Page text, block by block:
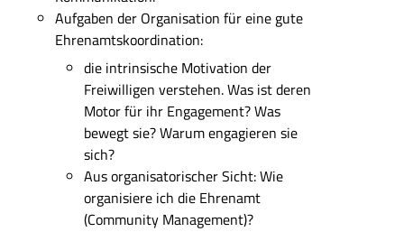
Aufgaben derOrganisation für eine gute
Ehrenamtskoordination:
die intrinsische Motivation der
Freiwilligen verstehen. Was ist deren
Motor für ihr Engagement? Was
bewegt sie? Warum engagieren sie
sich?
Aus organisatorischer Sicht:Wie
organisiere ich die Ehrenamt
(Community Management)?